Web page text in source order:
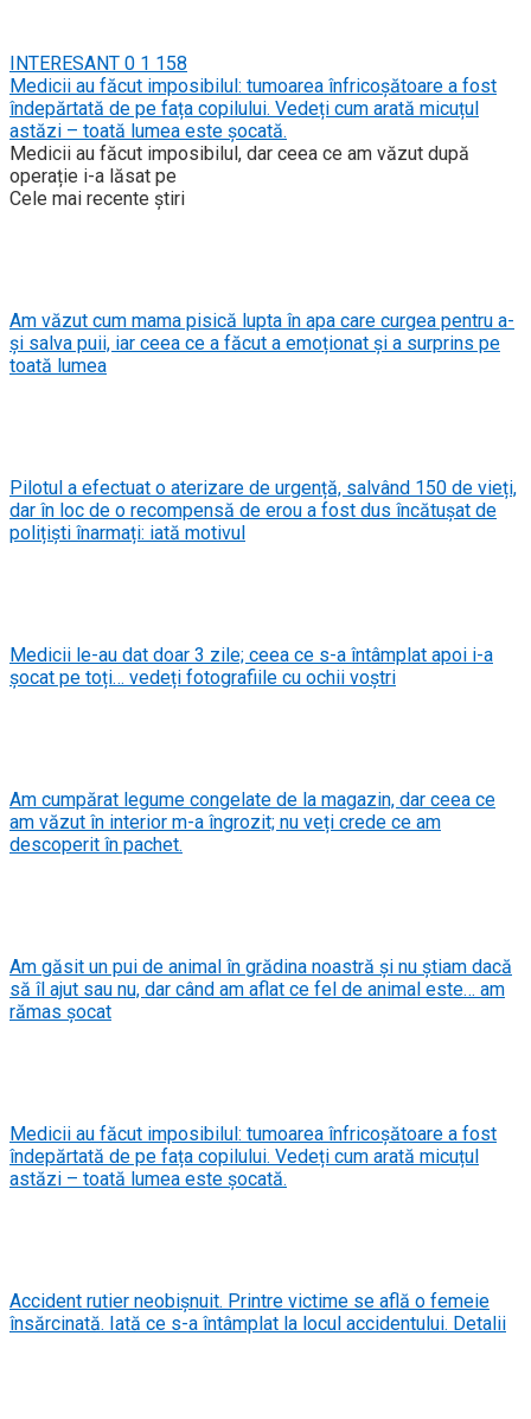
INTERESANT 0 1 158
Medicii au făcut imposibilul: tumoarea înfricoșătoare a fost
îndepărtată de pe fața copilului. Vedeți cum arată micuțul
astăzi – toată lumea este șocată.
Medicii au făcut imposibilul, dar ceea ce am văzut după
operație i-a lăsat pe
Cele mai recente știri
Am văzut cum mama pisică lupta în apa care curgea pentru a-
și salva puii, iar ceea ce a făcut a emoționat și a surprins pe
toată lumea
Pilotul a efectuat o aterizare de urgență, salvând 150 de vieți,
dar în loc de o recompensă de erou a fost dus încătușat de
polițiști înarmați: iată motivul
Medicii le-au dat doar 3 zile; ceea ce s-a întâmplat apoi i-a
șocat pe toți… vedeți fotografiile cu ochii voștri
Am cumpărat legume congelate de la magazin, dar ceea ce
am văzut în interior m-a îngrozit; nu veți crede ce am
descoperit în pachet.
Am găsit un pui de animal în grădina noastră și nu știam dacă
să îl ajut sau nu, dar când am aflat ce fel de animal este… am
rămas șocat
Medicii au făcut imposibilul: tumoarea înfricoșătoare a fost
îndepărtată de pe fața copilului. Vedeți cum arată micuțul
astăzi – toată lumea este șocată.
Accident rutier neobișnuit. Printre victime se află o femeie
însărcinată. Iată ce s-a întâmplat la locul accidentului. Detalii